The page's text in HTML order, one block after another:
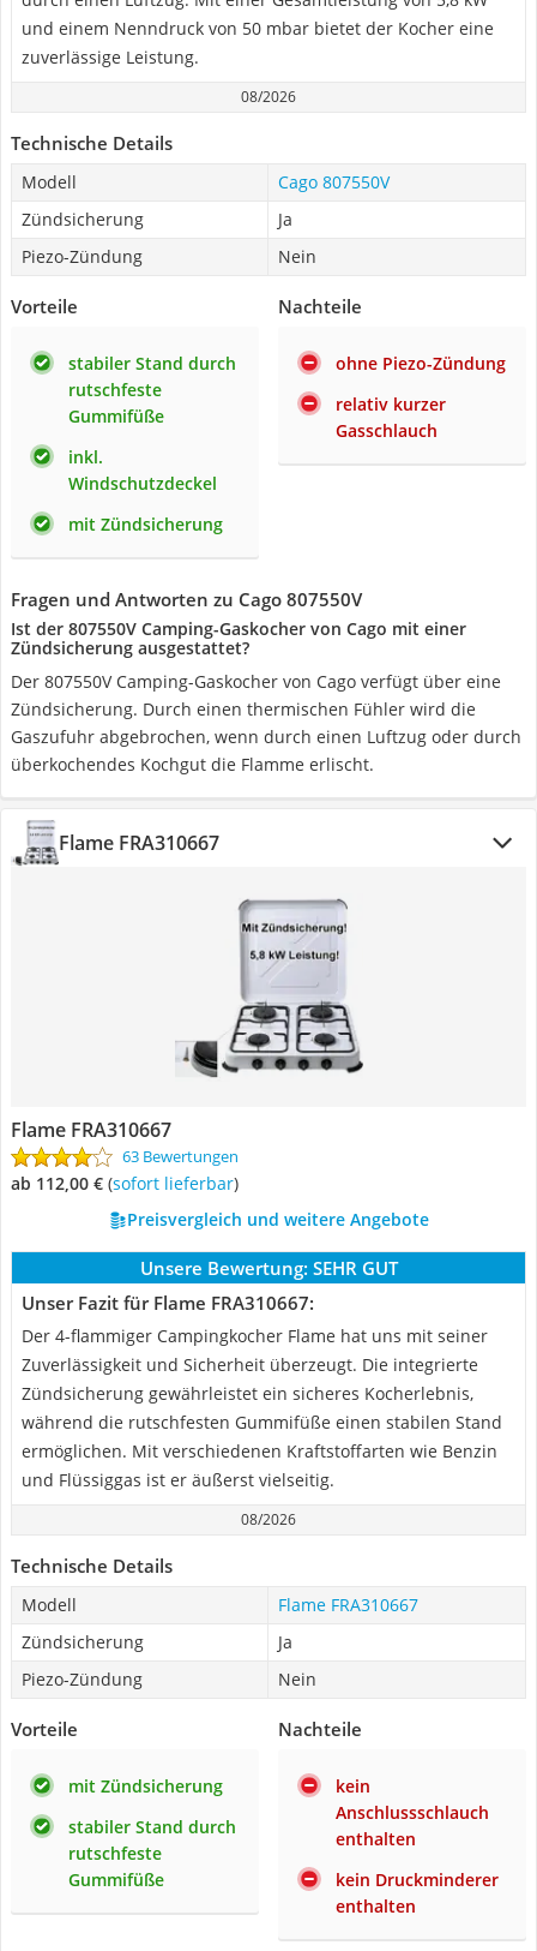
und einem Nenndruck von 50 mbar bietet der Kocher eine
zuverlässige Leistung.
08/2026
Technische Details
Modell
Cago 807550V
Zündsicherung
Ja
Piezo-Zündung
Nein
Vorteile
stabiler Stand durch
rutschfeste
Gummifüße
inkl.
Windschutzdeckel
mit Zündsicherung
Nachteile
ohne Piezo-Zündung
relativ kurzer
Gasschlauch
Fragen und Antworten zu Cago 807550V
Ist der 807550V Camping-Gaskocher von Cago mit einer
Zündsicherung ausgestattet?
Der 807550V Camping-Gaskocher von Cago verfügt über eine
Zündsicherung. Durch einen thermischen Fühler wird die
Gaszufuhr abgebrochen, wenn durch einen Luftzug oder durch
überkochendes Kochgut die Flamme erlischt.
Flame FRA310667
Flame FRA310667
63 Bewertungen
ab 112,00 € ( Sofort lieferbar)
Preisvergleich und weitere Angebote
Unsere Bewertung: SEHR GUT
Unser Fazit für Flame FRA310667:
Der 4-flammiger Campingkocher Flame hat uns mit seiner
Zuverlässigkeit und Sicherheit überzeugt. Die integrierte
Zündsicherung gewährleistet ein sicheres Kocherlebnis,
während die rutschfesten Gummifüße einen stabilen Stand
ermöglichen. Mit verschiedenen Kraftstoffarten wie Benzin
und Flüssiggas ist er äußerst vielseitig.
08/2026
Technische Details
Modell
Flame FRA310667
Zündsicherung
Ja
Piezo-Zündung
Nein
Vorteile
mit Zündsicherung
stabiler Stand durch
rutschfeste
Gummifüße
Nachteile
kein
Anschlussschlauch
enthalten
kein Druckminderer
enthalten